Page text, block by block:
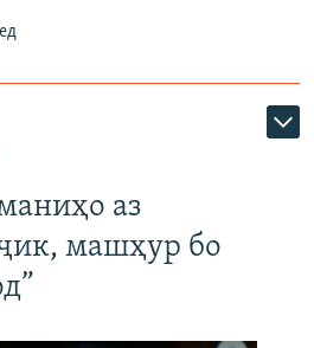
аз
машҳур бо